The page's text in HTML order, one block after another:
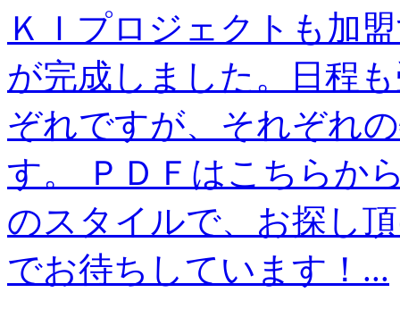
ＫＩプロジェクトも加
が完成しました。日程
ぞれですが、それぞれ
す。 ＰＤＦはこちらか
のスタイルで、お探し
でお待ちしています！...